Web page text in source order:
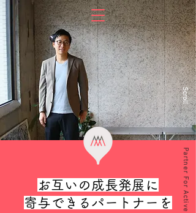
Scroll
お互いの成長発展に
寄与できるパートナーを
Partner For Active